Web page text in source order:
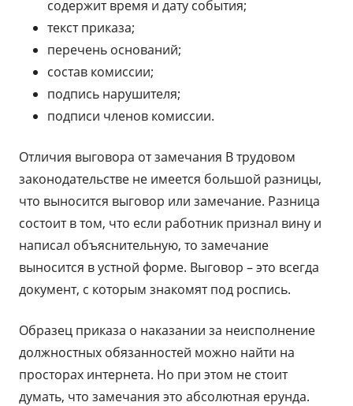
содержит время и дату события;
текст приказа;
перечень оснований;
состав комиссии;
подпись нарушителя;
подписи членов комиссии.
Отличия выговора от замечания В трудовом
законодательстве не имеется большой разницы,
что выносится выговор или замечание. Разница
состоит в том, что если работник признал вину и
написал объяснительную, то замечание
выносится в устной форме. Выговор – это всегда
документ, с которым знакомят под роспись.
Образец приказа о наказании за неисполнение
должностных обязанностей можно найти на
просторах интернета. Но при этом не стоит
думать, что замечания это абсолютная ерунда.